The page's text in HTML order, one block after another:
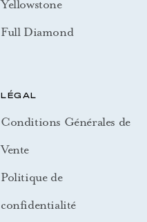
Yellowstone
Full Diamond
LÉGAL
Conditions Générales de
Vente
Politique de
confidentialité